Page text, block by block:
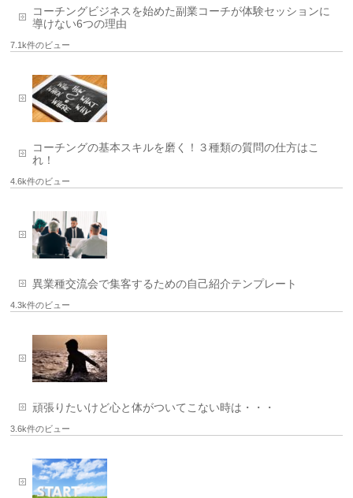
コーチングビジネスを始めた副業コーチが体験セッションに
導けない6つの理由
7.1k件のビュー
コーチングの基本スキルを磨く！３種類の質問の仕方はこ
れ！
4.6k件のビュー
異業種交流会で集客するための自己紹介テンプレート
4.3k件のビュー
頑張りたいけど心と体がついてこない時は・・・
3.6k件のビュー